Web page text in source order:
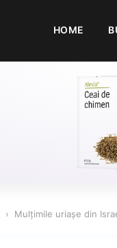
HOME
› Mulțimile uriașe din